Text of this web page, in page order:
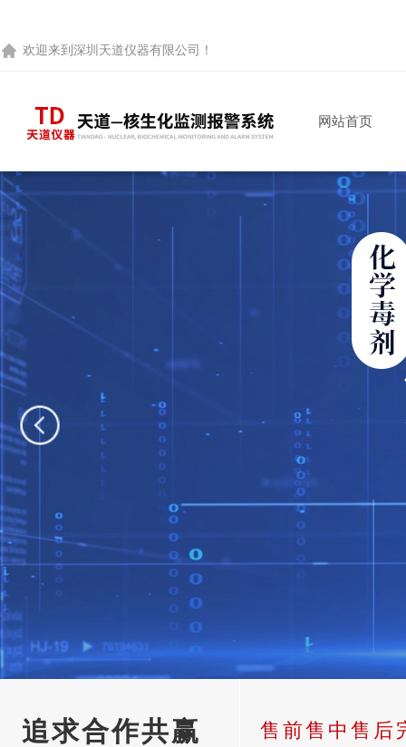
欢迎来到 深圳天道仪器有限公司 ！
网站首页
追求合作共赢 售前售中售后